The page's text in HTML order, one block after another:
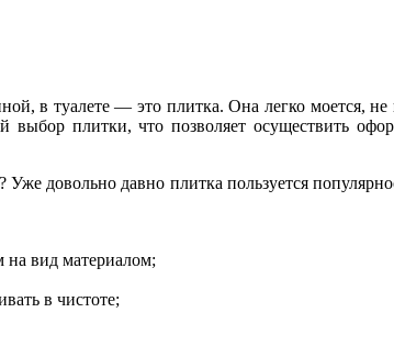
в туалете — это плитка. Она легко моется, не
плитки, что позволяет осуществить
довольно давно плитка пользуется
на вид материалом;
в чистоте;